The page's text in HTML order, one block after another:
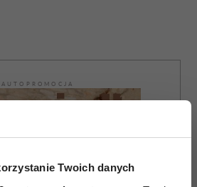
Twoich danych
AUTOPROMOCJA